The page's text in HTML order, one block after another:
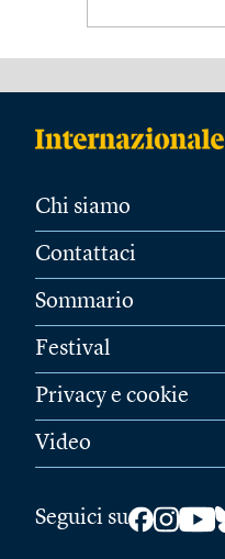
Chi siamo
Contattaci
Sommario
Festival
Privacy e cookie
Video
Seguici su